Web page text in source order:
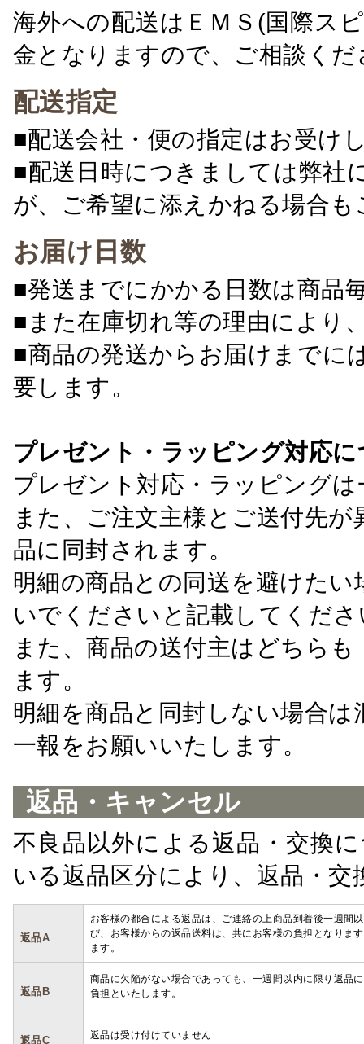
海外への配送はＥＭＳ(国際ス
金となりますので、ご相談くだ
配送指定
■配送会社・便の指定はお受け
■配送日時につきましては弊社
が、ご希望に添えかねる場合
お届け日数
■発送までにかかる日数は商品
■また在庫切れ等の理由により
■商品の発送からお届けまでに
要します。
プレゼント・ラッピング対応
プレゼント対応・ラッピング
また、ご注文主様とご送付先
品に同封されます。
明細の商品との同送を避けた
いでくださいと記載してくださ
また、商品の送付主はどちら
ます。
明細を商品と同封しない場合
一報をお願いいたします。
返品・キャンセル
不良品以外による返品・交換
いる返品区分により、返品・
返品A
お客様の都合による返品は、ご連絡の上商品到着後一週間
び、お客様からの返品送料は、共にお客様の負担となりま
ます。
返品B
商品に欠陥がない場合であっても、一週間以内に限り返品
負担といたします。
返品C 返品は受け付けていません